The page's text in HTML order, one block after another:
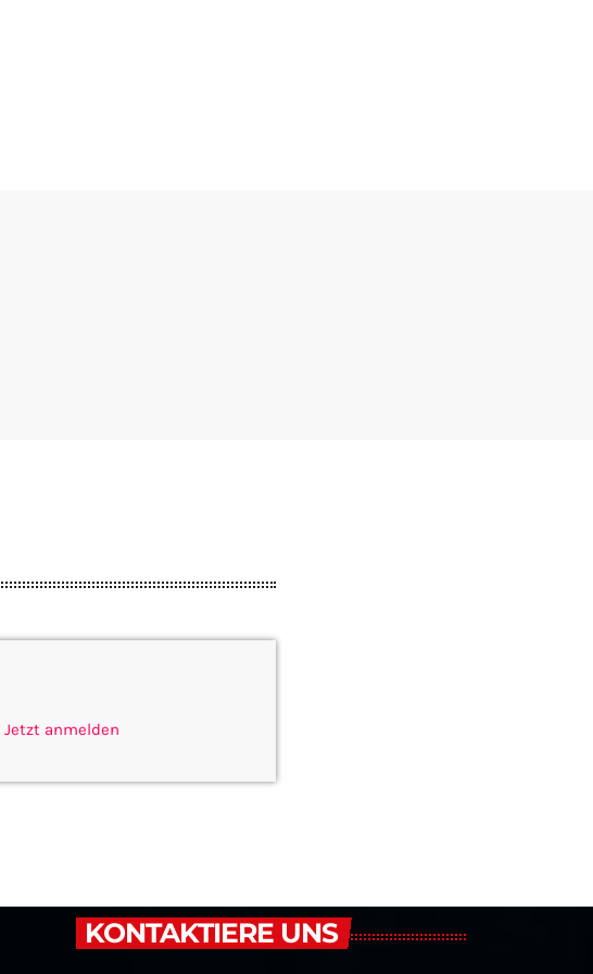
Jetzt anmelden
KONTAKTIERE UNS